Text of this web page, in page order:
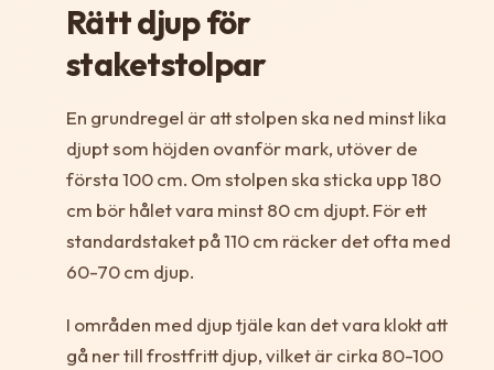
Rätt djup för
staketstolpar
En grundregel är att stolpen ska ned minst lika
djupt som höjden ovanför mark, utöver de
första 100 cm. Om stolpen ska sticka upp 180
cm bör hålet vara minst 80 cm djupt. För ett
standardstaket på 110 cm räcker det ofta med
60-70 cm djup.
I områden med djup tjäle kan det vara klokt att
gå ner till frostfritt djup, vilket är cirka 80-100